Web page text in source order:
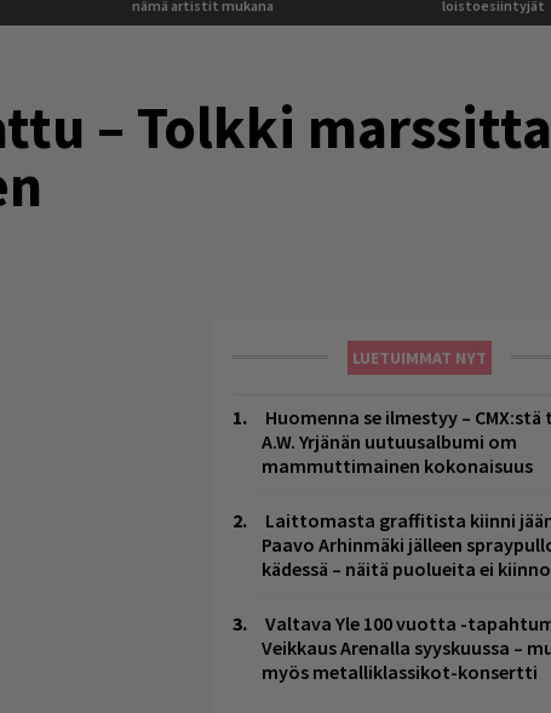
nämä artistit mukana
loistoesiintyjät
– Tolkki
LUETUIMMAT NYT
Huomenna se ilmestyy –
A.W. Yrjänän uutuusalbumi om
mammuttimainen kokonaisuus
Laittomasta graffitista kiinni
Paavo Arhinmäki jälleen
kädessä – näitä puolueita ei
Valtava Yle 100 vuotta -
Veikkaus Arenalla syyskuussa –
myös metalliklassikot-konsertti